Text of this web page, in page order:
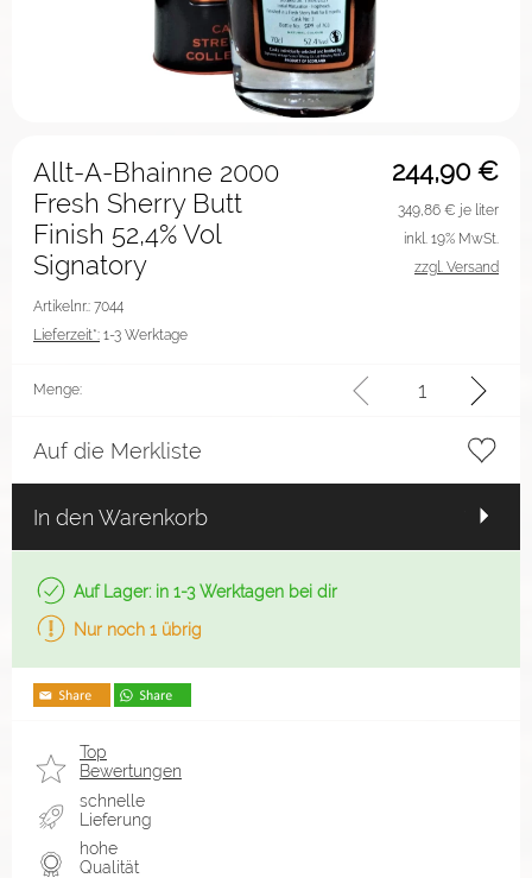
244,90 €
Allt-A-Bhainne 2000
Fresh Sherry Butt
Finish 52,4% Vol
Signatory
Artikelnr.: 7044
Lieferzeit*: 1-3 Werktage
349,86 € je liter
inkl. 19% MwSt.
zzgl. Versand
Menge:
Auf die Merkliste
In den Warenkorb
Auf Lager: in 1-3 Werktagen bei dir
Nur noch 1 übrig
Top
Bewertungen
schnelle
Lieferung
hohe
Qualität